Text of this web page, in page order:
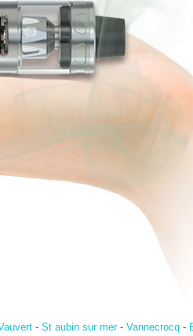
- St aubin sur mer- Vannecrocq -